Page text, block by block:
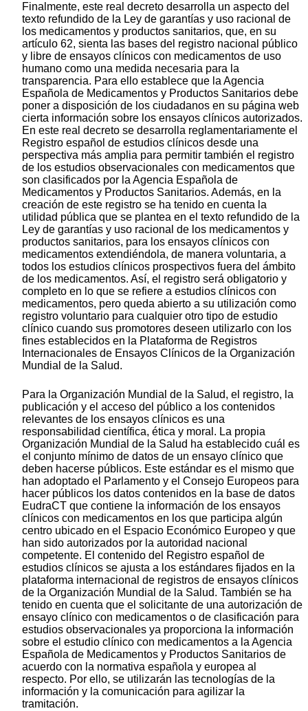
Finalmente, este real decreto desarrolla un aspecto del
texto refundido de la Ley de garantías y uso racional de
los medicamentos y productos sanitarios, que, en su
artículo 62, sienta las bases del registro nacional público
y libre de ensayos clínicos con medicamentos de uso
humano como una medida necesaria para la
transparencia. Para ello establece que la Agencia
Española de Medicamentos y Productos Sanitarios debe
poner a disposición de los ciudadanos en su página web
cierta información sobre los ensayos clínicos autorizados.
En este real decreto se desarrolla reglamentariamente el
Registro español de estudios clínicos desde una
perspectiva más amplia para permitir también el registro
de los estudios observacionales con medicamentos que
son clasificados por la Agencia Española de
Medicamentos y Productos Sanitarios. Además, en la
creación de este registro se ha tenido en cuenta la
utilidad pública que se plantea en el texto refundido de la
Ley de garantías y uso racional de los medicamentos y
productos sanitarios, para los ensayos clínicos con
medicamentos extendiéndola, de manera voluntaria, a
todos los estudios clínicos prospectivos fuera del ámbito
de los medicamentos. Así, el registro será obligatorio y
completo en lo que se refiere a estudios clínicos con
medicamentos, pero queda abierto a su utilización como
registro voluntario para cualquier otro tipo de estudio
clínico cuando sus promotores deseen utilizarlo con los
fines establecidos en la Plataforma de Registros
Internacionales de Ensayos Clínicos de la Organización
Mundial de la Salud.
Para la Organización Mundial de la Salud, el registro, la
publicación y el acceso del público a los contenidos
relevantes de los ensayos clínicos es una
responsabilidad científica, ética y moral. La propia
Organización Mundial de la Salud ha establecido cuál es
el conjunto mínimo de datos de un ensayo clínico que
deben hacerse públicos. Este estándar es el mismo que
han adoptado el Parlamento y el Consejo Europeos para
hacer públicos los datos contenidos en la base de datos
EudraCT que contiene la información de los ensayos
clínicos con medicamentos en los que participa algún
centro ubicado en el Espacio Económico Europeo y que
han sido autorizados por la autoridad nacional
competente. El contenido del Registro español de
estudios clínicos se ajusta a los estándares fijados en la
plataforma internacional de registros de ensayos clínicos
de la Organización Mundial de la Salud. También se ha
tenido en cuenta que el solicitante de una autorización de
ensayo clínico con medicamentos o de clasificación para
estudios observacionales ya proporciona la información
sobre el estudio clínico con medicamentos a la Agencia
Española de Medicamentos y Productos Sanitarios de
acuerdo con la normativa española y europea al
respecto. Por ello, se utilizarán las tecnologías de la
información y la comunicación para agilizar la
tramitación.